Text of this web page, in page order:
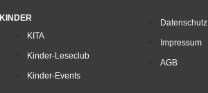
KINDER
KITA
Kinder-Leseclub
Kinder-Events
Datenschutz
Impressum
AGB